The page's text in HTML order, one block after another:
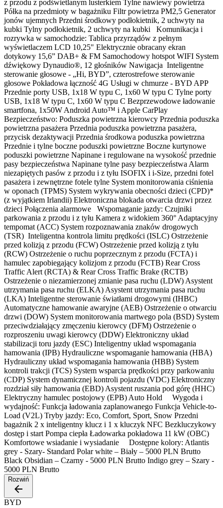
z przodu z podświetlanym lusterkiem Tylne nawiewy powietrza
Półka na przedmioty w bagażniku Filtr powietrza PM2,5 Generator
jonów ujemnych Przedni środkowy podłokietnik, 2 uchwyty na
kubki Tylny podłokietnik, 2 uchwyty na kubki Komunikacja i
rozrywka w samochodzie: Tablica przyrządów z pełnym
wyświetlaczem LCD 10,25" Elektrycznie obracany ekran
dotykowy 15,6” DAB+ & FM Samochodowy hotspot WIFI System
dźwiękowy Dynaudio®, 12 głośników Nawigacja Inteligentne
sterowanie głosowe - „Hi, BYD”, czterostrefowe sterowanie
głosowe Pokładowa łączność 4G Usługi w chmurze - BYD APP
Przednie porty USB, 1x18 W typu C, 1x60 W typu C Tylne porty
USB, 1x18 W typu C, 1x60 W typu C Bezprzewodowe ładowanie
smartfona, 1x50W Android Auto™ i Apple CarPlay
Bezpieczeństwo: Poduszka powietrzna kierowcy Przednia poduszka
powietrzna pasażera Przednia poduszka powietrzna pasażera,
przycisk dezaktywacji Przednia środkowa poduszka powietrzna
Przednie i tylne boczne poduszki powietrzne Boczne kurtynowe
poduszki powietrzne Napinane i regulowane na wysokość przednie
pasy bezpieczeństwa Napinane tylne pasy bezpieczeństwa Alarm
niezapiętych pasów z przodu i z tyłu ISOFIX i i-Size, przedni fotel
pasażera i zewnętrzne fotele tylne System monitorowania ciśnienia
w oponach (TPMS) System wykrywania obecności dzieci (CPD)*
(z wyjątkiem Irlandii) Elektroniczna blokada otwarcia drzwi przez
dzieci Połączenia alarmowe Wspomaganie jazdy: Czujniki
parkowania z przodu i z tyłu Kamera z widokiem 360° Adaptacyjny
tempomat (ACC) System rozpoznawania znaków drogowych
(TSR) Inteligentna kontrola limitu prędkości (ISLC) Ostrzeżenie
przed kolizją z przodu (FCW) Ostrzeżenie przed kolizją z tyłu
(RCW) Ostrzeżenie o ruchu poprzecznym z przodu (FCTA) i
hamulec zapobiegający kolizjom z przodu (FCTB) Rear Cross
Traffic Alert (RCTA) & Rear Cross Traffic Brake (RCTB)
Ostrzeżenie o niezamierzonej zmianie pasa ruchu (LDW) Asystent
utrzymania pasa ruchu (ELKA) Asystent utrzymania pasa ruchu
(LKA) Inteligentne sterowanie światłami drogowymi (IHBC)
Automatyczne hamowanie awaryjne (AEB) Ostrzeżenie o otwarciu
drzwi (DOW) System monitorowania martwego pola (BSD) System
przeciwdziałający zmęczeniu kierowcy (DFM) Ostrzeżenie o
rozproszeniu uwagi kierowcy (DDW) Elektroniczny układ
stabilizacji toru jazdy (ESC) Inteligentny układ wspomagania
hamowania (IPB) Hydrauliczne wspomaganie hamowania (HBA)
Hydrauliczny układ wspomagania hamowania (HBB) System
kontroli trakcji (TCS) System wsparcia prędkości przy parkowaniu
(CDP) System dynamicznej kontroli pojazdu (VDC) Elektroniczny
rozdział siły hamowania (EBD) Asystent ruszania pod górę (HHC)
Elektryczny hamulec postojowy (EPB) Auto Hold Wygoda i
wydajność: Funkcja ładowania zaplanowanego Funkcja Vehicle-to-
Load (V2L) Tryby jazdy: Eco, Comfort, Sport, Snow Przedni
bagażnik 2 x inteligentny klucz i 1 x kluczyk NFC Bezkluczykowy
dostęp i start Pompa ciepła Ładowarka pokładowa 11 kW (OBC)
Komfortowe wsiadanie i wysiadanie Dostępne kolory: Atlantis
grey - Szary- Standard Polar white – Biały – 5000 PLN Brutto
Black Obsidian – Czarny - 5000 PLN Brutto Indigo grey – Szary -
5000 PLN Brutto
Rozwiń
BYD